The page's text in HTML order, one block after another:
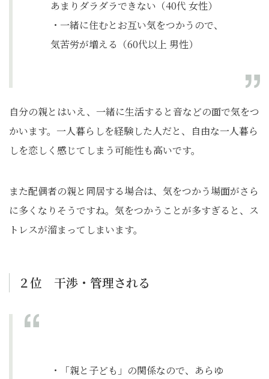
あまりダラダラできない（40代 女性）
・一緒に住むとお互い気をつかうので、
気苦労が増える（60代以上 男性）
自分の親とはいえ、一緒に生活すると音などの面で気をつ
かいます。一人暮らしを経験した人だと、自由な一人暮ら
しを恋しく感じてしまう可能性も高いです。
また配偶者の親と同居する場合は、気をつかう場面がさら
に多くなりそうですね。気をつかうことが多すぎると、ス
トレスが溜まってしまいます。
２位 干渉・管理される
・「親と子ども」の関係なので、あらゆ